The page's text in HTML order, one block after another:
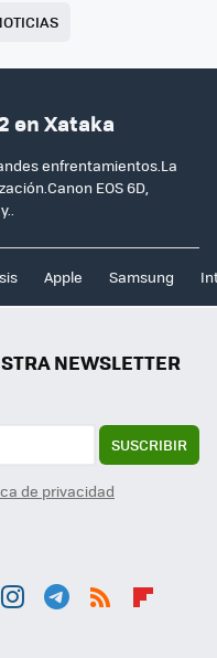
en Xataka
enfrentamientos.La
EOS 6D,
Apple Samsung
NEWSLETTER
SUSCRIBIR
de privacidad